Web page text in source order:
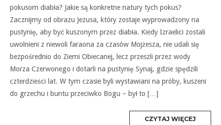
pokusom diabła? Jakie są konkretne natury tych pokus?
Zacznijmy od obrazu Jezusa, który zostaje wyprowadzony na
pustynię, aby być kuszonym przez diabła. Kiedy Izraelici zostali
uwolnieni z niewoli faraona za czasów Mojżesza, nie udali się
bezpośrednio do Ziemi Obiecanej, lecz przeszli przez wody
Morza Czerwonego i dotarli na pustynię Synaj, gdzie spędzili
czterdzieści lat. W tym czasie byli wystawiani na próby, kuszeni
do grzechu i buntu przeciwko Bogu – był to […]
CZYTAJ WIĘCEJ